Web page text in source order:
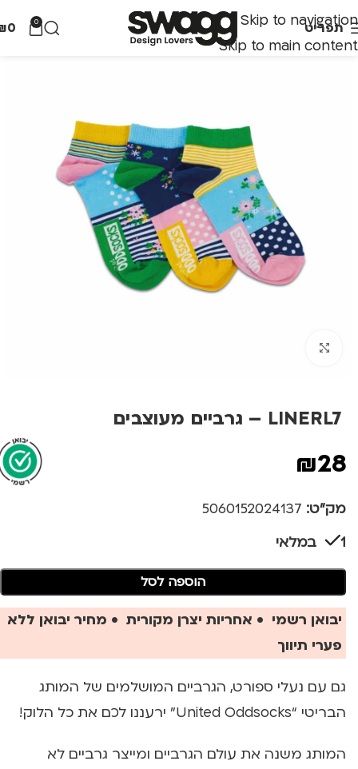
Skip to navigation
Skip to main content
תפריט 0
0
LINERL7 – גרביים מעוצבים
₪28
מק"ט: 5060152024137
1 במלאי
הוספה לסל
יבואן רשמי • אחריות יצרן מקורית • מחיר יבואן ללא
פערי תיווך
גם עם נעלי ספורט, הגרביים המושלמים של המותג
הבריטי “United Oddsocks” ירעננו לכם את כל הלוק!
המותג משנה את עולם הגרביים ומייצר גרביים לא